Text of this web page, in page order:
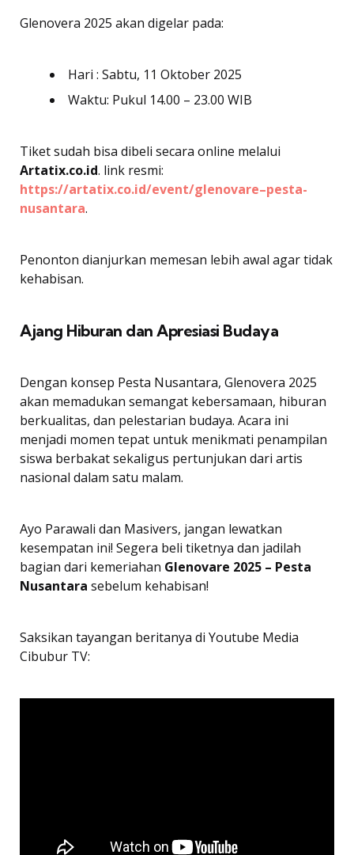
Glenovera 2025 akan digelar pada:
Hari : Sabtu, 11 Oktober 2025
Waktu: Pukul 14.00 – 23.00 WIB
Tiket sudah bisa dibeli secara online melalui
Artatix.co.id. link resmi:
https://artatix.co.id/event/glenovare–pesta-
nusantara.
Penonton dianjurkan memesan lebih awal agar tidak
kehabisan.
Ajang Hiburan dan Apresiasi Budaya
Dengan konsep Pesta Nusantara, Glenovera 2025
akan memadukan semangat kebersamaan, hiburan
berkualitas, dan pelestarian budaya. Acara ini
menjadi momen tepat untuk menikmati penampilan
siswa berbakat sekaligus pertunjukan dari artis
nasional dalam satu malam.
Ayo Parawali dan Masivers, jangan lewatkan
kesempatan ini! Segera beli tiketnya dan jadilah
bagian dari kemeriahan Glenovare 2025 – Pesta
Nusantara sebelum kehabisan!
Saksikan tayangan beritanya di Youtube Media
Cibubur TV: